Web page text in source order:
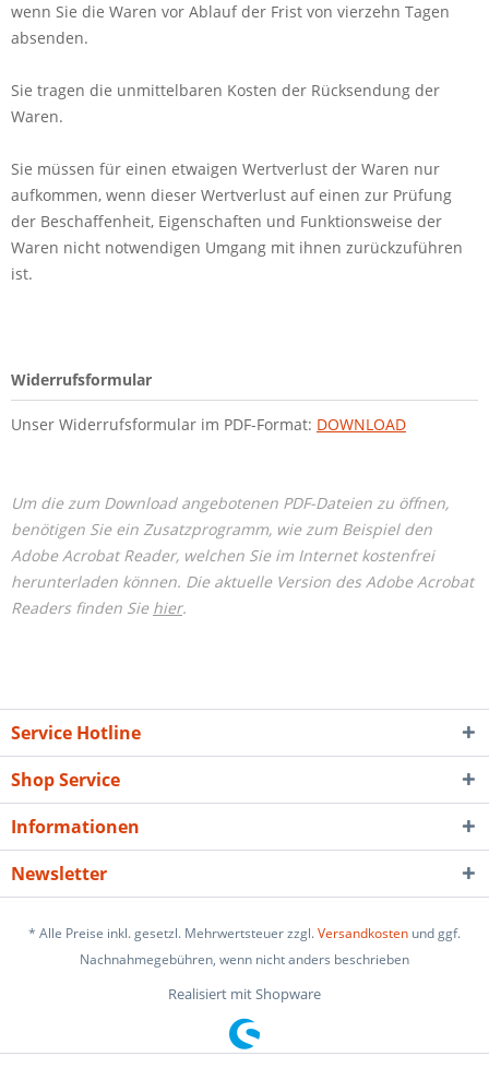
wenn Sie die Waren vor Ablauf der Frist von vierzehn Tagen
absenden.
Sie tragen die unmittelbaren Kosten der Rücksendung der
Waren.
Sie müssen für einen etwaigen Wertverlust der Waren nur
aufkommen, wenn dieser Wertverlust auf einen zur Prüfung
der Beschaffenheit, Eigenschaften und Funktionsweise der
Waren nicht notwendigen Umgang mit ihnen zurückzuführen
ist.
Widerrufsformular
Unser Widerrufsformular im PDF-Format: DOWNLOAD
Um die zum Download angebotenen PDF-Dateien zu öffnen,
benötigen Sie ein Zusatzprogramm, wie zum Beispiel den
Adobe Acrobat Reader, welchen Sie im Internet kostenfrei
herunterladen können. Die aktuelle Version des Adobe Acrobat
Readers finden Sie hier.
Service Hotline
Shop Service
Informationen
Newsletter
* Alle Preise inkl. gesetzl. Mehrwertsteuer zzgl.Versandkosten und ggf.
Nachnahmegebühren, wenn nicht anders beschrieben
Realisiert mit Shopware